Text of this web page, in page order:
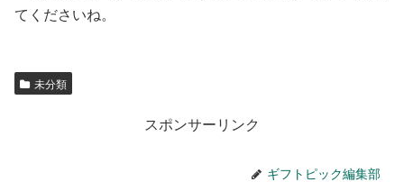
てくださいね。
未分類
スポンサーリンク
ギフトピック編集部